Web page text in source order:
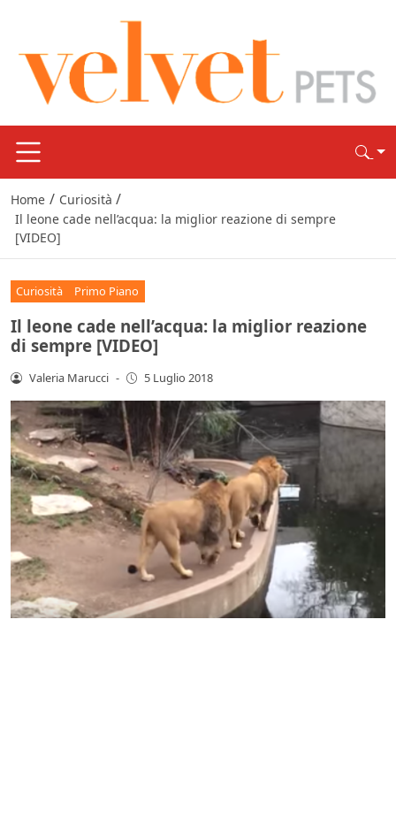
Home / Curiosità /
Il leone cade nell’acqua: la miglior reazione di sempre
[VIDEO]
Curiosità Primo Piano
Il leone cade nell’acqua: la miglior reazione
di sempre [VIDEO]
Valeria Marucci - 5 Luglio 2018